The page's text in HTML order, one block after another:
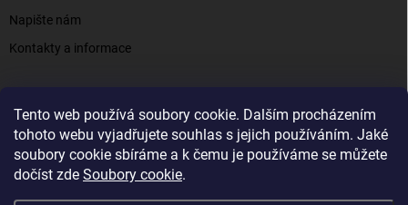
Tento web používá soubory cookie. Dalším procházením
tohoto webu vyjadřujete souhlas s jejich používáním. Jaké
soubory cookie sbíráme a k čemu je používáme se můžete
dočíst zde Soubory cookie.
Napište nám
Kontakty a informace
Elenys.cz - šperky, kterým věříte už od roku 2016